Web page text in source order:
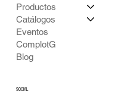
Productos
Catálogos
Eventos
ComplotG
Blog
SOCIAL